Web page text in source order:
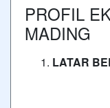
PROFIL
MADING
LATAR